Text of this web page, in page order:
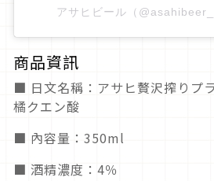
アサヒビール（
商品資訊
■ 日文名稱：アサヒ贅沢搾りプ
橘クエン酸
■ 內容量：350ml
■ 酒精濃度：4％